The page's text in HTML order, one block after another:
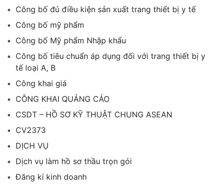
Công bố đủ điều kiện sản xuất trang thiết bị y tế
Công bố mỹ phẩm
Công bố Mỹ phẩm Nhập khẩu
Công bố tiêu chuẩn áp dụng đối với trang thiết bị y
tế loại A, B
Công khai giá
CÔNG KHAI QUẢNG CÁO
CSDT – HỒ SƠ KỸ THUẬT CHUNG ASEAN
CV2373
DỊCH VỤ
Dịch vụ làm hồ sơ thầu trọn gói
Đăng kí kinh doanh